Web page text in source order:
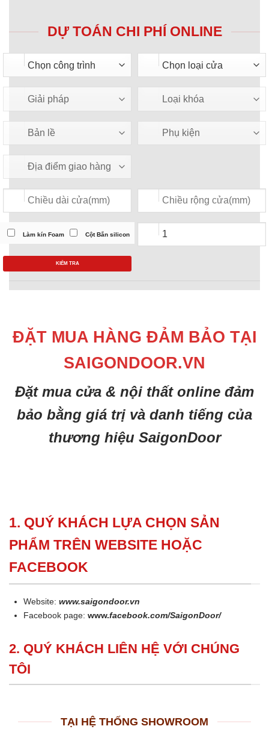
DỰ TOÁN CHI PHÍ ONLINE
Làm kín Foam Cột Bắn silicon
KIỂM TRA
ĐẶT MUA HÀNG ĐẢM BẢO TẠI
SAIGONDOOR.VN
Đặt mua cửa & nội thất online đảm
bảo bằng giá trị và danh tiếng của
thương hiệu SaigonDoor
1. QUÝ KHÁCH LỰA CHỌN SẢN
PHẨM TRÊN WEBSITE HOẶC
FACEBOOK
Website:www.saigondoor.vn
Facebook page:www.facebook.com/SaigonDoor/
2. QUÝ KHÁCH LIÊN HỆ VỚI CHÚNG
TÔI
TẠI HỆ THỐNG SHOWROOM